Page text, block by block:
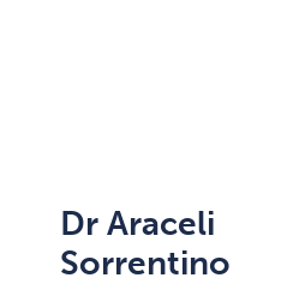
Dr Araceli
Sorrentino